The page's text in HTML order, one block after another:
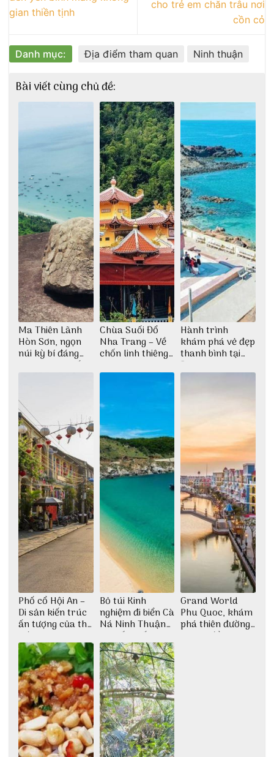
gian thiền tịnh
cho trẻ em chăn trâu nơi
cồn cỏ
Danh mục: Địa điểm tham quan Ninh thuận
Bài viết cùng chủ đề:
Ma Thiên Lãnh
Hòn Sơn, ngọn
núi kỳ bí đáng
khám phá nhất
Chùa Suối Đổ
Nha Trang – Về
chốn linh thiêng
thiền định
Hành trình
khám phá vẻ đẹp
thanh bình tại
Đảo Phú Quý
Phố cổ Hội An –
Di sản kiến trúc
ấn tượng của thế
giới
Bỏ túi Kinh
nghiệm đi biển Cà
Ná Ninh Thuận
chi tiết nhất
Grand World
Phu Quoc, khám
phá thiên đường
giải trí đầy sôi